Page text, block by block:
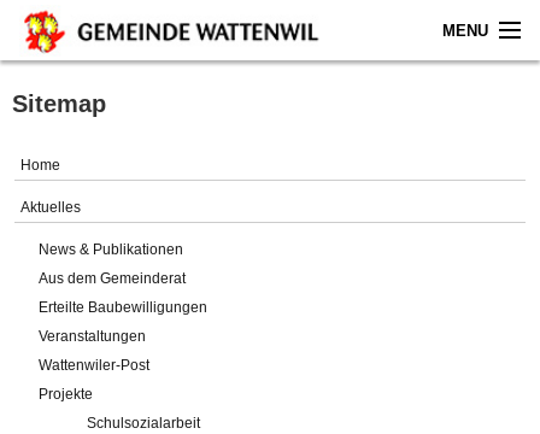
MENU
Home
Gemeinde
Verwaltung
Online-Service
Sitemap
Home
Aktuelles
News & Publikationen
Aus dem Gemeinderat
Erteilte Baubewilligungen
Veranstaltungen
Wattenwiler-Post
Projekte
Schulsozialarbeit